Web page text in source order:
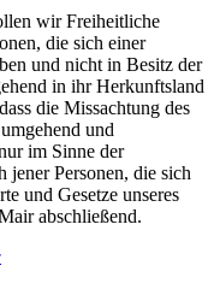
wir Freiheitliche
die sich einer
und nicht in Besitz der
in ihr Herkunftsland
die Missachtung des
und
im Sinne der
jener Personen, die sich
und Gesetze unseres
abschließend.